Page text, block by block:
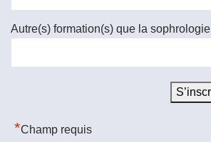
Autre(s) formation(s) que la sophrologie
*Champ requis